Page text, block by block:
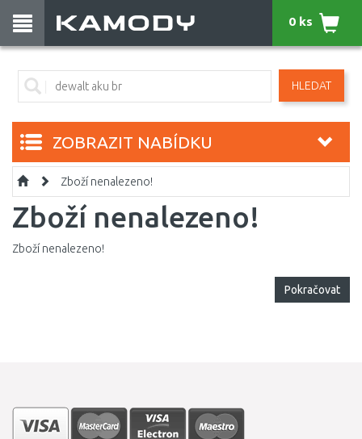
HLEDAT
0 ks
ZOBRAZIT NABÍDKU
Zboží nenalezeno!
Zboží nenalezeno!
Zboží nenalezeno!
Pokračovat